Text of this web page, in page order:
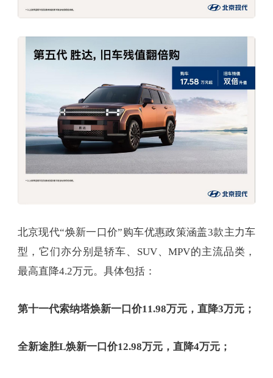
北京现代“焕新一口价”购车优惠政策涵盖3款主力车
型，它们亦分别是轿车、SUV、MPV的主流品类，
最高直降4.2万元。具体包括：
第十一代索纳塔焕新一口价11.98万元，直降3万元；
全新途胜L焕新一口价12.98万元，直降4万元；